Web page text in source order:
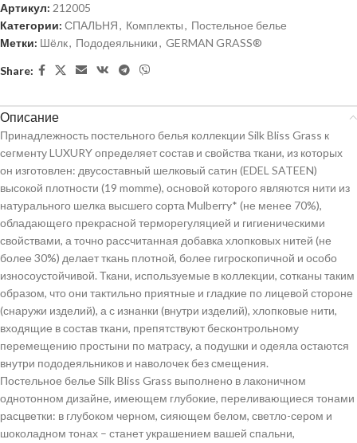
Артикул: 212005
Категории: СПАЛЬНЯ, Комплекты, Постельное белье
Метки: Шёлк, Пододеяльники, GERMAN GRASS®
Share:
Описание
Принадлежность постельного белья коллекции Silk Bliss Grass к
сегменту LUXURY определяет состав и свойства ткани, из которых
он изготовлен: двусоставный шелковый сатин (EDEL SATEEN)
высокой плотности (19 momme), основой которого являются нити из
натурального шелка высшего сорта Mulberry* (не менее 70%),
обладающего прекрасной терморегуляцией и гигиеническими
свойствами, а точно рассчитанная добавка хлопковых нитей (не
более 30%) делает ткань плотной, более гигроскопичной и особо
износоустойчивой. Ткани, используемые в коллекции, сотканы таким
образом, что они тактильно приятные и гладкие по лицевой стороне
(снаружи изделий), а с изнанки (внутри изделий), хлопковые нити,
входящие в состав ткани, препятствуют бесконтрольному
перемещению простыни по матрасу, а подушки и одеяла остаются
внутри пододеяльников и наволочек без смещения.
Постельное белье Silk Bliss Grass выполнено в лаконичном
однотонном дизайне, имеющем глубокие, переливающиеся тонами
расцветки: в глубоком черном, сияющем белом, светло-сером и
шоколадном тонах – станет украшением вашей спальни,